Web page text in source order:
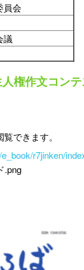
員会
議
権作文コン
できます。
r7jinken/